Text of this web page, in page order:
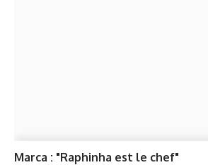
Marca : "Raphinha est le chef"